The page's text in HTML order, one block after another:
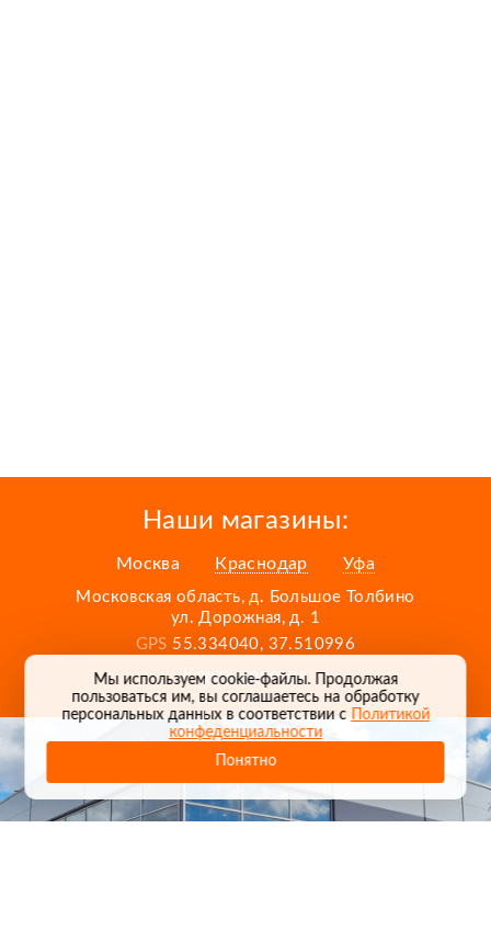
Наши магазины:
Москва Краснодар Уфа
Московская область, д. Большое Толбино
ул. Дорожная, д. 1
GPS 55.334040, 37.510996
Карта проезда
Мы используем cookie-файлы. Продолжая
пользоваться им, вы соглашаетесь на обработку
персональных данных в соответствии сПолитикой
конфеденциальности
Понятно